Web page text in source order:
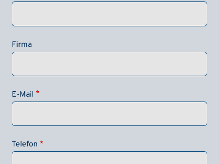
Firma
E-Mail
Telefon